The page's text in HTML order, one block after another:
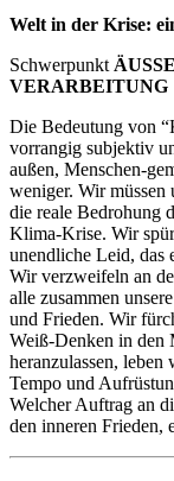
Welt in der Krise:
Schwerpunkt
VERARBEITUNG
Die Bedeutung von
vorrangig subjektiv
außen, Menschen-
weniger. Wir müssen
die reale Bedrohung
Klima-Krise. Wir
unendliche Leid, das
Wir verzweifeln an
alle zusammen
und Frieden. Wir
Weiß-Denken in den
heranzulassen, leben
Tempo und
Welcher Auftrag an
den inneren Frieden,